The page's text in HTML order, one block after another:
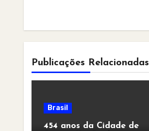
Publicações Relacionadas
Brasil
454 anos da Cidade de